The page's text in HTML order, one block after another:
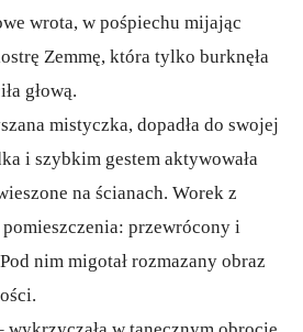
wrota, w pośpiechu mijając
Zemmę, która tylko burknęła
głową.
mistyczka, dopadła do swojej
i szybkim gestem aktywowała
na ścianach. Worek z
przewrócony i
nim migotał rozmazany obraz